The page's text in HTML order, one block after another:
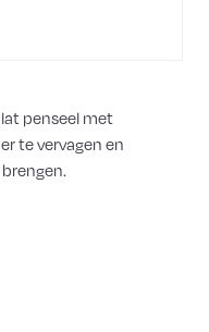
penseel met
te vervagen en